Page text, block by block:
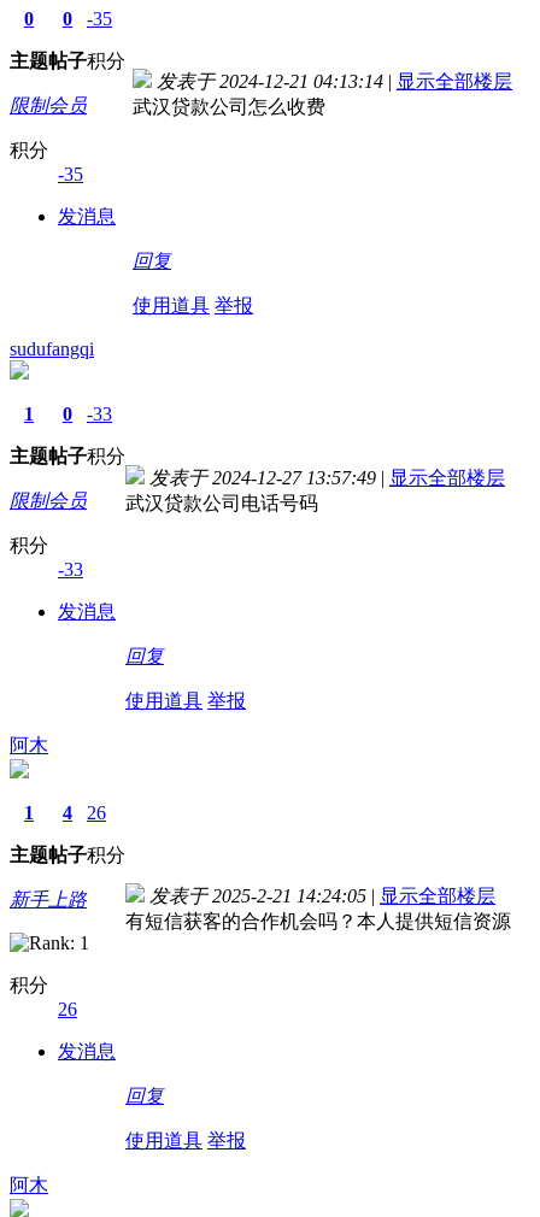
0
主题
0
帖子
-35
积分
限制会员
积分
-35
发消息
发表于 2024-12-21 04:13:14 | 显示全部楼层
武汉贷款公司怎么收费
回复
使用道具 举报
sudufangqi
1
主题
0
帖子
-33
积分
限制会员
积分
-33
发消息
发表于 2024-12-27 13:57:49 | 显示全部楼层
武汉贷款公司电话号码
回复
使用道具 举报
阿木
1
主题
4
帖子
26
积分
新手上路
积分
26
发消息
发表于 2025-2-21 14:24:05 | 显示全部楼层
有短信获客的合作机会吗？本人提供短信资源
回复
使用道具 举报
阿木